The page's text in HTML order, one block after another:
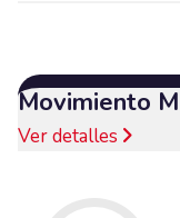
Movimiento
Ver detalles